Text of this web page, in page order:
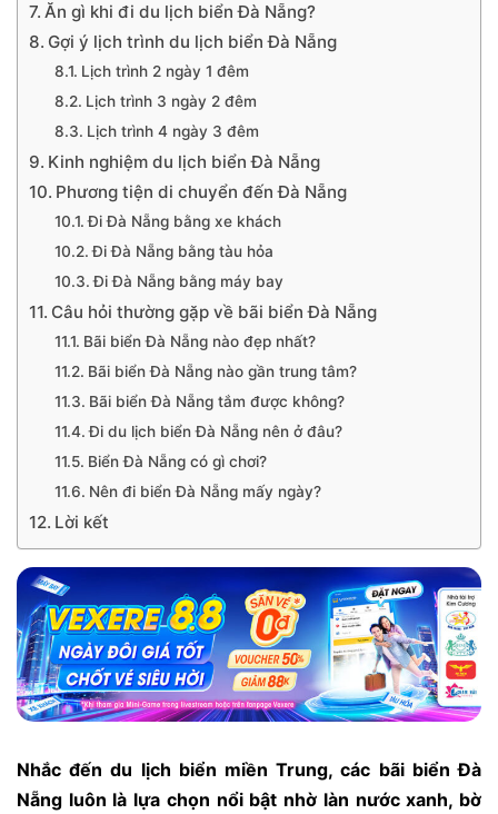
Ăn gì khi đi du lịch biển Đà Nẵng?
Gợi ý lịch trình du lịch biển Đà Nẵng
Lịch trình 2 ngày 1 đêm
Lịch trình 3 ngày 2 đêm
Lịch trình 4 ngày 3 đêm
Kinh nghiệm du lịch biển Đà Nẵng
Phương tiện di chuyển đến Đà Nẵng
Đi Đà Nẵng bằng xe khách
Đi Đà Nẵng bằng tàu hỏa
Đi Đà Nẵng bằng máy bay
Câu hỏi thường gặp về bãi biển Đà Nẵng
Bãi biển Đà Nẵng nào đẹp nhất?
Bãi biển Đà Nẵng nào gần trung tâm?
Bãi biển Đà Nẵng tắm được không?
Đi du lịch biển Đà Nẵng nên ở đâu?
Biển Đà Nẵng có gì chơi?
Nên đi biển Đà Nẵng mấy ngày?
Lời kết
Nhắc đến du lịch biển miền Trung, các bãi biển Đà
Nẵng luôn là lựa chọn nổi bật nhờ làn nước xanh, bờ